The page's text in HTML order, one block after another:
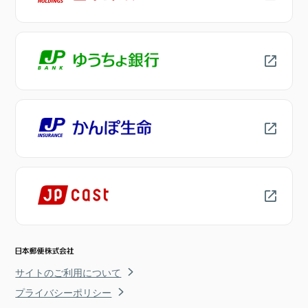
サイトのご利用について
プライバシーポリシー